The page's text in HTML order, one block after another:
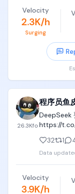
创业已经
你就用最好
个月还不
块，我觉
Velocity
2.3K/h
Surging
26.3Kfo
程序员鱼
DeepSeek
https://
32
1
Data
Velocity
3.9K/h